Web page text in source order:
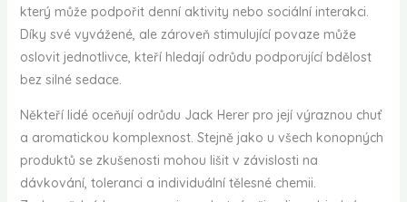
který může podpořit denní aktivity nebo sociální interakci.
Díky své vyvážené, ale zároveň stimulující povaze může
oslovit jednotlivce, kteří hledají odrůdu podporující bdělost
bez silné sedace.
Někteří lidé oceňují odrůdu Jack Herer pro její výraznou chuť
a aromatickou komplexnost. Stejně jako u všech konopných
produktů se zkušenosti mohou lišit v závislosti na
dávkování, toleranci a individuální tělesné chemii.